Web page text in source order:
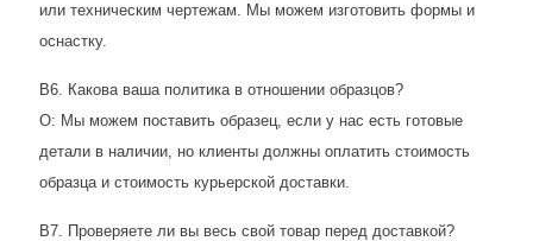
или техническим чертежам. Мы можем изготовить формы и
оснастку.
В6. Какова ваша политика в отношении образцов?
О: Мы можем поставить образец, если у нас есть готовые
детали в наличии, но клиенты должны оплатить стоимость
образца и стоимость курьерской доставки.
В7. Проверяете ли вы весь свой товар перед доставкой?